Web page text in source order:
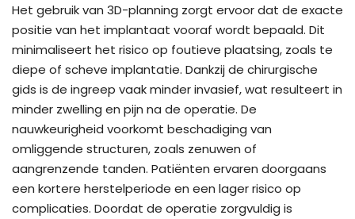
Het gebruik van 3D-planning zorgt ervoor dat de exacte
positie van het implantaat vooraf wordt bepaald. Dit
minimaliseert het risico op foutieve plaatsing, zoals te
diepe of scheve implantatie. Dankzij de chirurgische
gids is de ingreep vaak minder invasief, wat resulteert in
minder zwelling en pijn na de operatie. De
nauwkeurigheid voorkomt beschadiging van
omliggende structuren, zoals zenuwen of
aangrenzende tanden. Patiënten ervaren doorgaans
een kortere herstelperiode en een lager risico op
complicaties. Doordat de operatie zorgvuldig is